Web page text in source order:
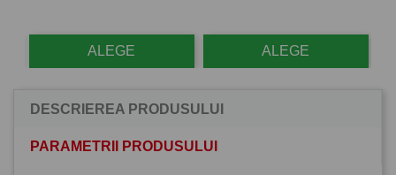
ALEGE ALEGE
DESCRIEREA PRODUSULUI
PARAMETRII PRODUSULUI